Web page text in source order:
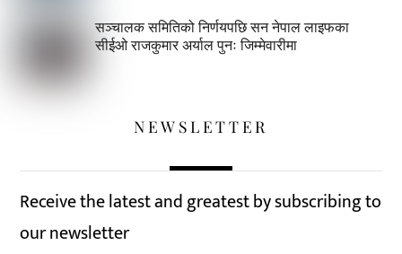
सञ्चालक समितिको निर्णयपछि सन नेपाल लाइफका
सीईओ राजकुमार अर्याल पुनः जिम्मेवारीमा
NEWSLETTER
Receive the latest and greatest by subscribing to
our newsletter